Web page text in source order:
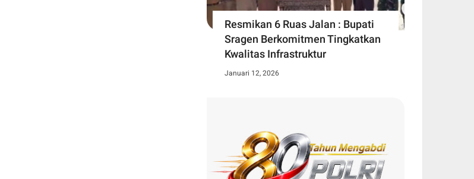
Resmikan 6 Ruas Jalan : Bupati
Sragen Berkomitmen Tingkatkan
Kwalitas Infrastruktur
Januari 12, 2026